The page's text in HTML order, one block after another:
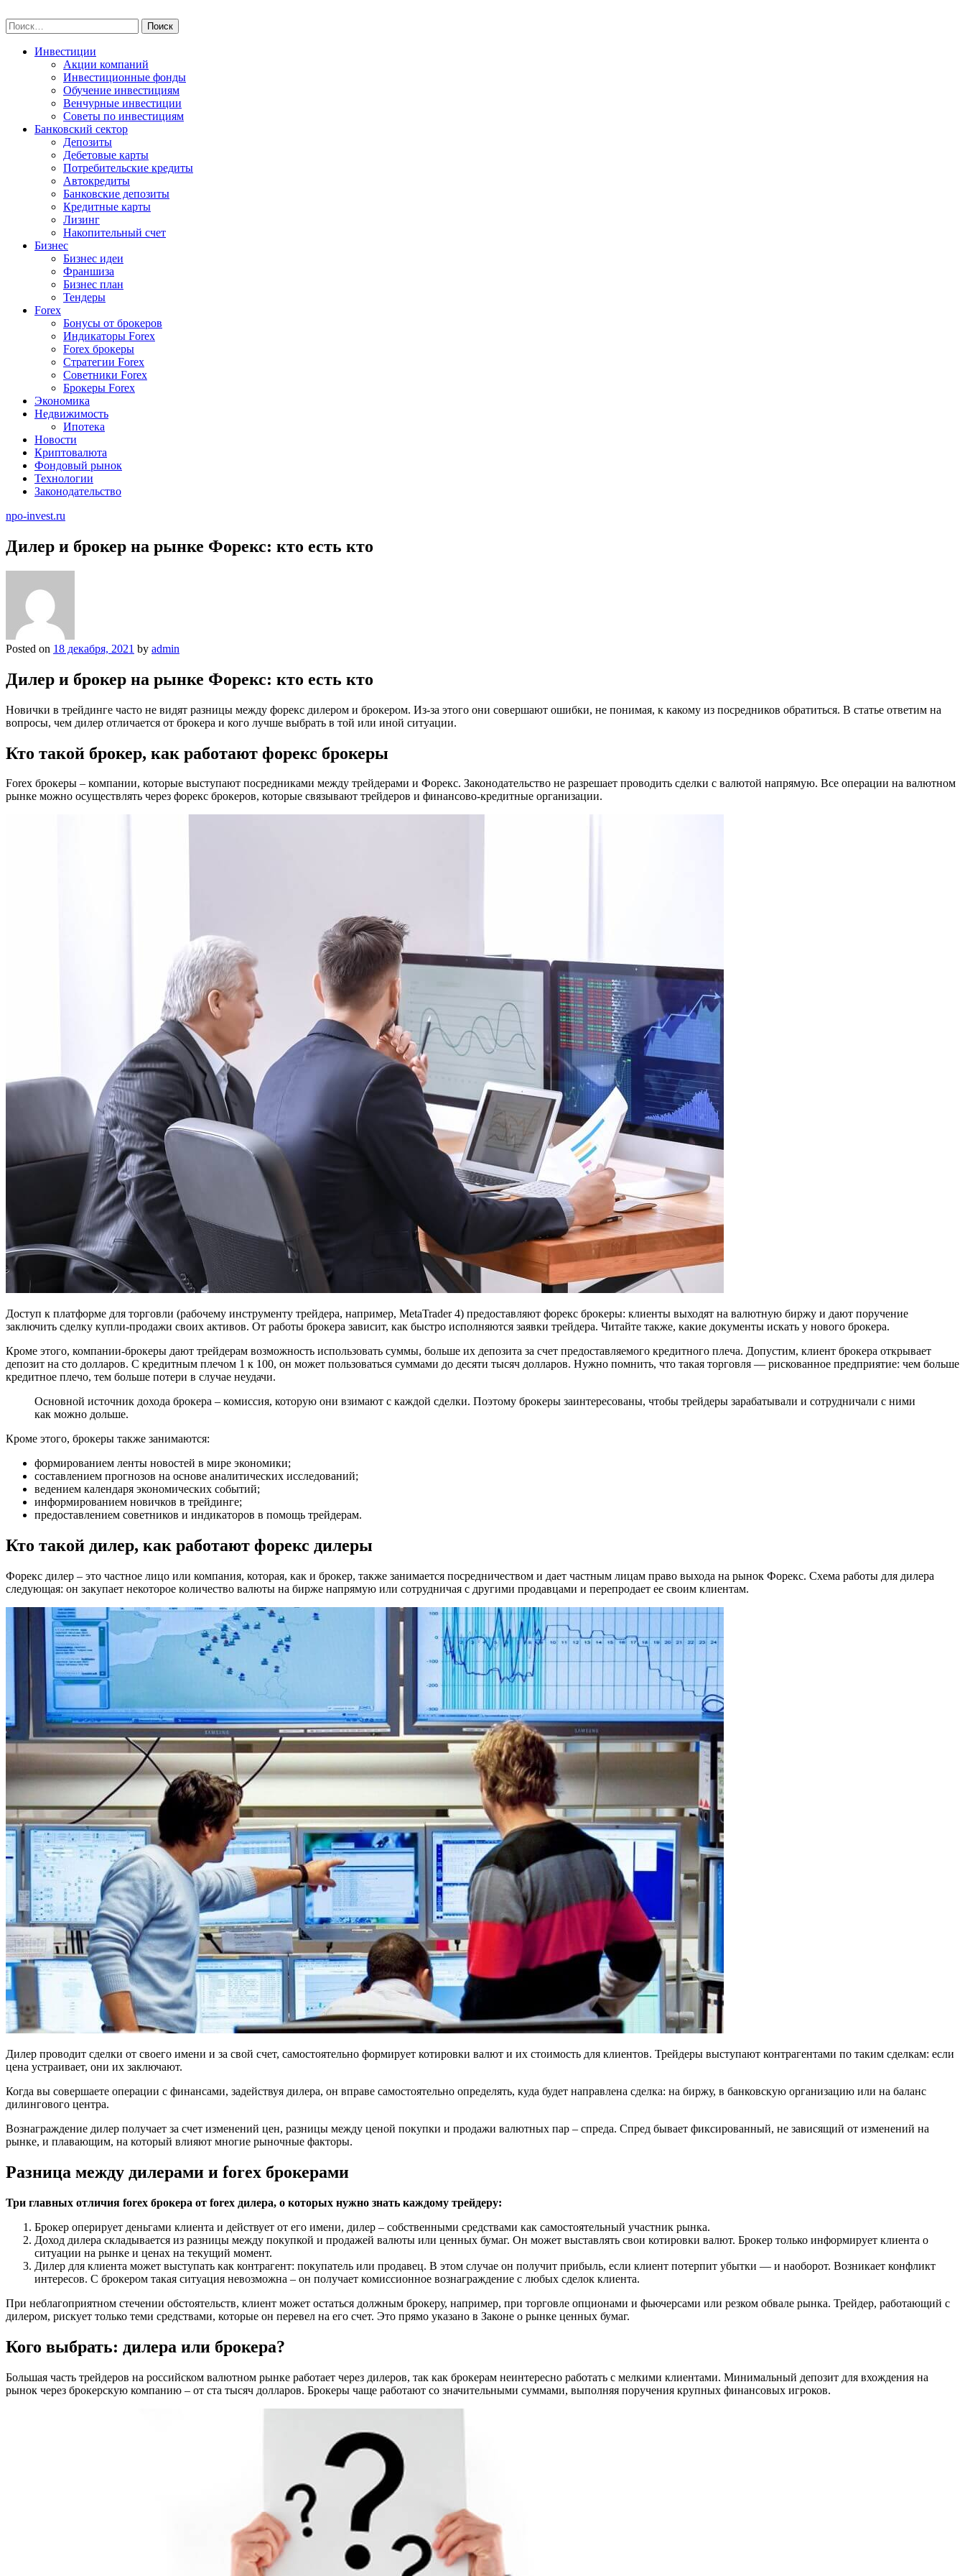
to
content
Найти:
Инвестиции
Акции компаний
Инвестиционные фонды
Обучение инвестициям
Венчурные инвестиции
Советы по инвестициям
Банковский сектор
Депозиты
Дебетовые карты
Потребительские кредиты
Автокредиты
Банковские депозиты
Кредитные карты
Лизинг
Накопительный счет
Бизнес
Бизнес идеи
Франшиза
Бизнес план
Тендеры
Forex
Бонусы от брокеров
Индикаторы Forex
Forex брокеры
Стратегии Forex
Советники Forex
Брокеры Forex
Экономика
Недвижимость
Ипотека
Новости
Криптовалюта
Фондовый рынок
Технологии
Законодательство
npo-invest.ru
Дилер и брокер на рынке Форекс: кто есть кто
Posted on 18 декабря, 2021 by admin
Дилер и брокер на рынке Форекс: кто есть кто
Новички в трейдинге часто не видят разницы между форекс дилером и брокером. Из-за этого они совершают ошибки, не понимая, к какому из посредников обратиться. В статье ответим на
вопросы, чем дилер отличается от брокера и кого лучше выбрать в той или иной ситуации.
Кто такой брокер, как работают форекс брокеры
Forex брокеры – компании, которые выступают посредниками между трейдерами и Форекс. Законодательство не разрешает проводить сделки с валютой напрямую. Все операции на валютном
рынке можно осуществлять через форекс брокеров, которые связывают трейдеров и финансово-кредитные организации.
Доступ к платформе для торговли (рабочему инструменту трейдера, например, MetaTrader 4) предоставляют форекс брокеры: клиенты выходят на валютную биржу и дают поручение
заключить сделку купли-продажи своих активов. От работы брокера зависит, как быстро исполняются заявки трейдера. Читайте также, какие документы искать у нового брокера.
Кроме этого, компании-брокеры дают трейдерам возможность использовать суммы, больше их депозита за счет предоставляемого кредитного плеча. Допустим, клиент брокера открывает
депозит на сто долларов. С кредитным плечом 1 к 100, он может пользоваться суммами до десяти тысяч долларов. Нужно помнить, что такая торговля — рискованное предприятие: чем больше
кредитное плечо, тем больше потери в случае неудачи.
Основной источник дохода брокера – комиссия, которую они взимают с каждой сделки. Поэтому брокеры заинтересованы, чтобы трейдеры зарабатывали и сотрудничали с ними
как можно дольше.
Кроме этого, брокеры также занимаются:
формированием ленты новостей в мире экономики;
составлением прогнозов на основе аналитических исследований;
ведением календаря экономических событий;
информированием новичков в трейдинге;
предоставлением советников и индикаторов в помощь трейдерам.
Кто такой дилер, как работают форекс дилеры
Форекс дилер – это частное лицо или компания, которая, как и брокер, также занимается посредничеством и дает частным лицам право выхода на рынок Форекс. Схема работы для дилера
следующая: он закупает некоторое количество валюты на бирже напрямую или сотрудничая с другими продавцами и перепродает ее своим клиентам.
Дилер проводит сделки от своего имени и за свой счет, самостоятельно формирует котировки валют и их стоимость для клиентов. Трейдеры выступают контрагентами по таким сделкам: если
цена устраивает, они их заключают.
Когда вы совершаете операции с финансами, задействуя дилера, он вправе самостоятельно определять, куда будет направлена сделка: на биржу, в банковскую организацию или на баланс
дилингового центра.
Вознаграждение дилер получает за счет изменений цен, разницы между ценой покупки и продажи валютных пар – спреда. Спред бывает фиксированный, не зависящий от изменений на
рынке, и плавающим, на который влияют многие рыночные факторы.
Разница между дилерами и forex брокерами
Три главных отличия forex брокера от forex дилера, о которых нужно знать каждому трейдеру:
Брокер оперирует деньгами клиента и действует от его имени, дилер – собственными средствами как самостоятельный участник рынка.
Доход дилера складывается из разницы между покупкой и продажей валюты или ценных бумаг. Он может выставлять свои котировки валют. Брокер только информирует клиента о
ситуации на рынке и ценах на текущий момент.
Дилер для клиента может выступать как контрагент: покупатель или продавец. В этом случае он получит прибыль, если клиент потерпит убытки — и наоборот. Возникает конфликт
интересов. С брокером такая ситуация невозможна – он получает комиссионное вознаграждение с любых сделок клиента.
При неблагоприятном стечении обстоятельств, клиент может остаться должным брокеру, например, при торговле опционами и фьючерсами или резком обвале рынка. Трейдер, работающий с
дилером, рискует только теми средствами, которые он перевел на его счет. Это прямо указано в Законе о рынке ценных бумаг.
Кого выбрать: дилера или брокера?
Большая часть трейдеров на российском валютном рынке работает через дилеров, так как брокерам неинтересно работать с мелкими клиентами. Минимальный депозит для вхождения на
рынок через брокерскую компанию – от ста тысяч долларов. Брокеры чаще работают со значительными суммами, выполняя поручения крупных финансовых игроков.